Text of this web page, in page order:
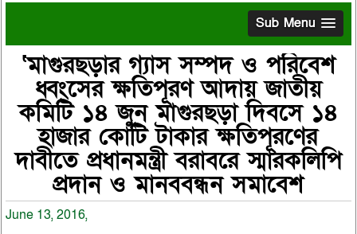
Sub Menu
‘মাগুরছড়ার গ্যাস সম্পদ ও পরিবেশ
ধ্বংসের ক্ষতিপূরণ আদায় জাতীয়
কমিটি ১৪ জুন মাগুরছড়া দিবসে ১৪
হাজার কোটি টাকার ক্ষতিপূরণের
দাবীতে প্রধানমন্ত্রী বরাবরে স্মারকলিপি
প্রদান ও মানববন্ধন সমাবেশ
June 13, 2016,